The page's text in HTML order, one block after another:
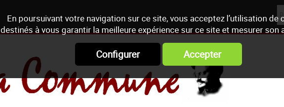
En poursuivant votre navigation sur ce site, vous acceptez l’utilisation de
destinés à vous garantir la meilleure expérience sur ce site et mesurer son
Configurer Accepter